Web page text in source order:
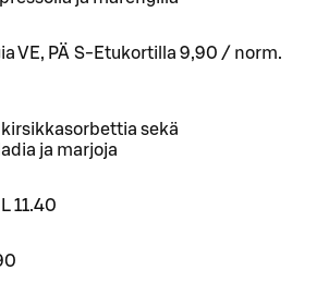
VE, PÄ S-Etukortilla 9,90 / norm.
sekä
ja marjoja
11.40